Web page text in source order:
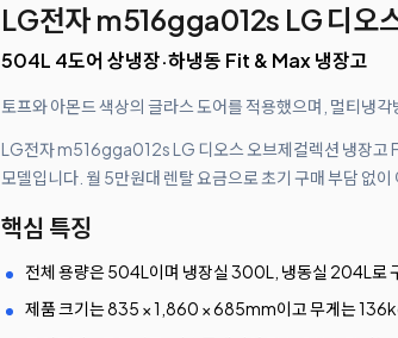
LG전자 m516gga012s LG 디오
504L 4도어 상냉장·하냉동 Fit & Max 냉장고
토프와 아몬드 색상의 글라스 도어를 적용했으며, 멀티냉
LG전자 m516gga012s LG 디오스 오브제컬렉션 냉장고
모델입니다. 월 5만원대 렌탈 요금으로 초기 구매 부담 없
핵심 특징
전체 용량은 504L이며 냉장실 300L, 냉동실 204L로
제품 크기는 835 × 1,860 × 685mm이고 무게는